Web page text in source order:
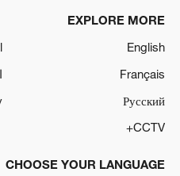
EXPLORE MORE
English
Français
Русский
CCTV+
CHOOSE YOUR LANGUAGE